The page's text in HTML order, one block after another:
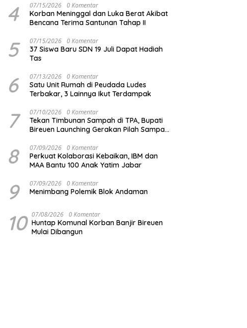
4 07/15/2026 0 Komentar
Korban Meninggal dan Luka Berat Akibat
Bencana Terima Santunan Tahap II
5 07/15/2026 0 Komentar
37 Siswa Baru SDN 19 Juli Dapat Hadiah
Tas
6 07/13/2026 0 Komentar
Satu Unit Rumah di Peudada Ludes
Terbakar, 3 Lainnya Ikut Terdampak
7 07/10/2026 0 Komentar
Tekan Timbunan Sampah di TPA, Bupati
Bireuen Launching Gerakan Pilah Sampah
8 07/09/2026 0 Komentar
Perkuat Kolaborasi Kebaikan, IBM dan
MAA Bantu 100 Anak Yatim Jabar
9 07/09/2026 0 Komentar
Menimbang Polemik Blok Andaman
10 07/08/2026 0 Komentar
Huntap Komunal Korban Banjir Bireuen
Mulai Dibangun